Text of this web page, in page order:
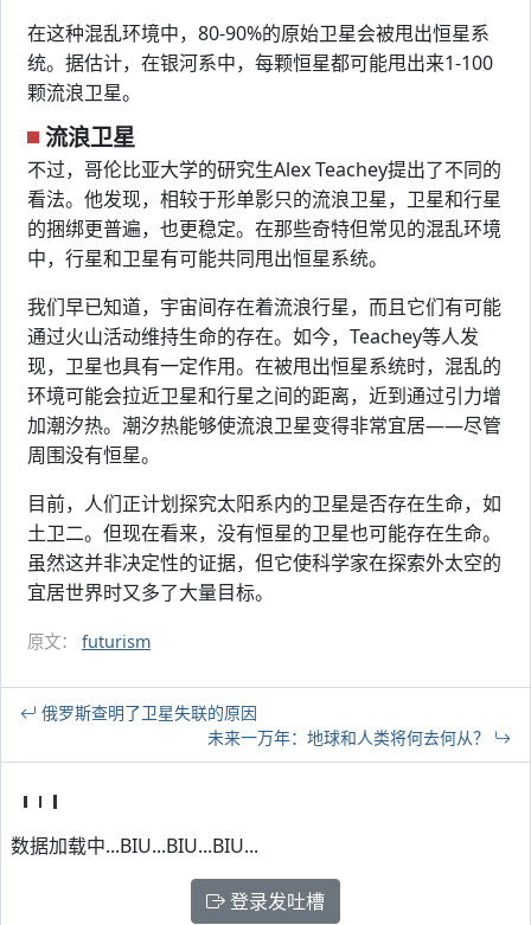
在这种混乱环境中，80-90%的原始卫星会被甩出恒星系
统。据估计，在银河系中，每颗恒星都可能甩出来1-100
颗流浪卫星。
流浪卫星
不过，哥伦比亚大学的研究生Alex Teachey提出了不同的
看法。他发现，相较于形单影只的流浪卫星，卫星和行星
的捆绑更普遍，也更稳定。在那些奇特但常见的混乱环境
中，行星和卫星有可能共同甩出恒星系统。
我们早已知道，宇宙间存在着流浪行星，而且它们有可能
通过火山活动维持生命的存在。如今，Teachey等人发
现，卫星也具有一定作用。在被甩出恒星系统时，混乱的
环境可能会拉近卫星和行星之间的距离，近到通过引力增
加潮汐热。潮汐热能够使流浪卫星变得非常宜居——尽管
周围没有恒星。
目前，人们正计划探究太阳系内的卫星是否存在生命，如
土卫二。但现在看来，没有恒星的卫星也可能存在生命。
虽然这并非决定性的证据，但它使科学家在探索外太空的
宜居世界时又多了大量目标。
原文： futurism
俄罗斯查明了卫星失联的原因
未来一万年：地球和人类将何去何从？
数据加载中...BIU...BIU...BIU...
登录发吐槽